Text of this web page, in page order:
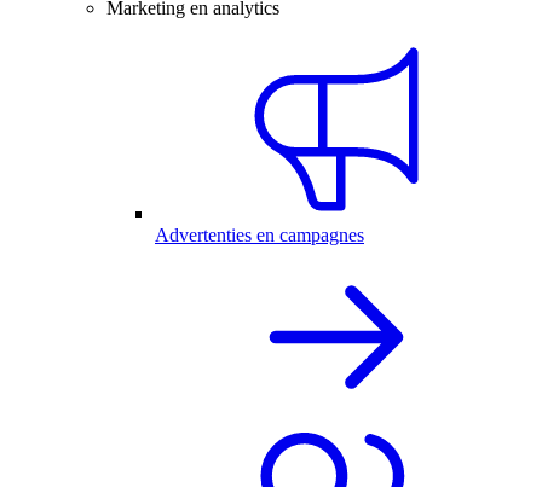
Marketing en analytics
Advertenties en campagnes